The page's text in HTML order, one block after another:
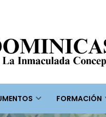
FORMACIÓN